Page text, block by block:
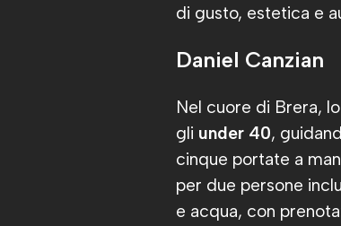
di gusto, estetica e
Daniel Canzian
Nel cuore di Brera,
gli under 40,
cinque portate a
per due persone
e acqua, con